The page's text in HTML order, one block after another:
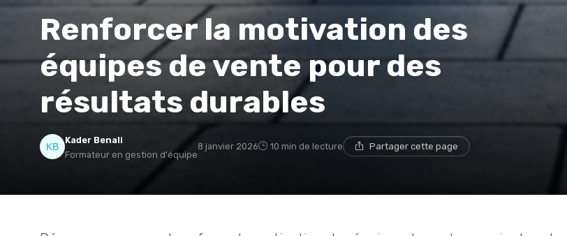
Renforcer la motivation des
équipes de vente pour des
résultats durables
Kader Benali
Formateur en gestion d'équipe
8 janvier 2026 10 min de lecture Partager cette page